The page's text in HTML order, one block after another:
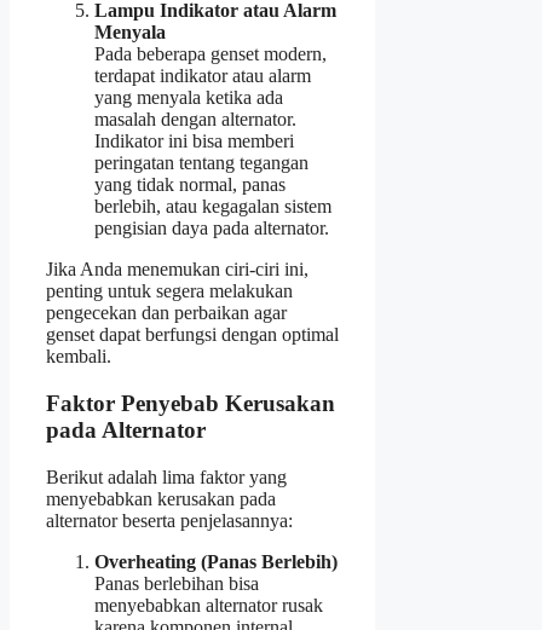
Lampu Indikator atau Alarm
Menyala
Pada beberapa genset modern,
terdapat indikator atau alarm
yang menyala ketika ada
masalah dengan alternator.
Indikator ini bisa memberi
peringatan tentang tegangan
yang tidak normal, panas
berlebih, atau kegagalan sistem
pengisian daya pada alternator.
Jika Anda menemukan ciri-ciri ini,
penting untuk segera melakukan
pengecekan dan perbaikan agar
genset dapat berfungsi dengan optimal
kembali.
Faktor Penyebab Kerusakan
pada Alternator
Berikut adalah lima faktor yang
menyebabkan kerusakan pada
alternator beserta penjelasannya:
Overheating (Panas Berlebih)
Panas berlebihan bisa
menyebabkan alternator rusak